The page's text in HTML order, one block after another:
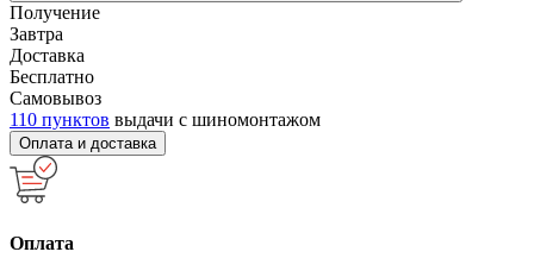
Получение
Завтра
Доставка
Бесплатно
Самовывоз
110 пунктов выдачи с шиномонтажом
Оплата и доставка
Оплата